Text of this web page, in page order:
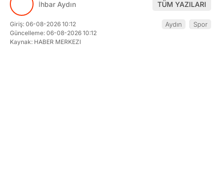
İhbar Aydın TÜM YAZILARI
Giriş: 06-08-2026 10:12
Güncelleme: 06-08-2026 10:12
Kaynak: HABER MERKEZI
Aydın Spor